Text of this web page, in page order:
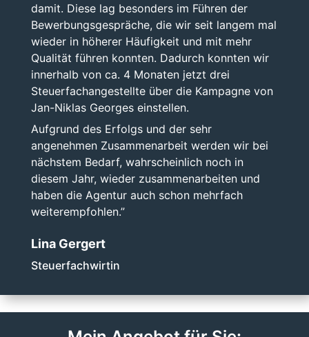
damit. Diese lag besonders im Führen der
Bewerbungsgespräche, die wir seit langem mal
wieder in höherer Häufigkeit und mit mehr
Qualität führen konnten. Dadurch konnten wir
innerhalb von ca. 4 Monaten jetzt drei
Steuerfachangestellte über die Kampagne von
Jan-Niklas Georges einstellen.
Aufgrund des Erfolgs und der sehr
angenehmen Zusammenarbeit werden wir bei
nächstem Bedarf, wahrscheinlich noch in
diesem Jahr, wieder zusammenarbeiten und
haben die Agentur auch schon mehrfach
weiterempfohlen.”
Lina Gergert
Steuerfachwirtin